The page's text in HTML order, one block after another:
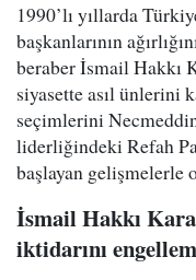
1990’lı yıllarda
başkanlarının
beraber İsmail Hakkı
siyasette asıl ünlerini
seçimlerini
liderliğindeki Refah
başlayan gelişmelerle
İsmail Hakkı
iktidarını